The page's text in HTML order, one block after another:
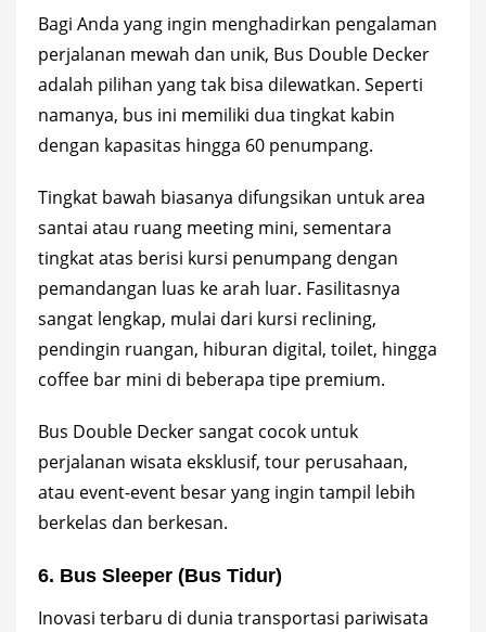
Bagi Anda yang ingin menghadirkan pengalaman
perjalanan mewah dan unik, Bus Double Decker
adalah pilihan yang tak bisa dilewatkan. Seperti
namanya, bus ini memiliki dua tingkat kabin
dengan kapasitas hingga 60 penumpang.
Tingkat bawah biasanya difungsikan untuk area
santai atau ruang meeting mini, sementara
tingkat atas berisi kursi penumpang dengan
pemandangan luas ke arah luar. Fasilitasnya
sangat lengkap, mulai dari kursi reclining,
pendingin ruangan, hiburan digital, toilet, hingga
coffee bar mini di beberapa tipe premium.
Bus Double Decker sangat cocok untuk
perjalanan wisata eksklusif, tour perusahaan,
atau event-event besar yang ingin tampil lebih
berkelas dan berkesan.
6. Bus Sleeper (Bus Tidur)
Inovasi terbaru di dunia transportasi pariwisata